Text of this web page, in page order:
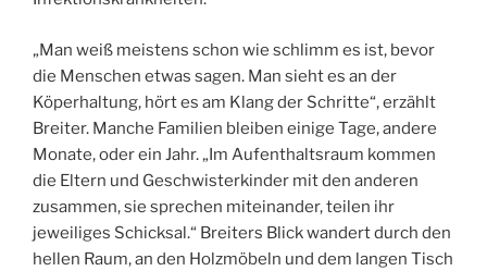
„Man weiß meistens schon wie schlimm es ist, bevor
die Menschen etwas sagen. Man sieht es an der
Köperhaltung, hört es am Klang der Schritte“, erzählt
Breiter. Manche Familien bleiben einige Tage, andere
Monate, oder ein Jahr. „Im Aufenthaltsraum kommen
die Eltern und Geschwisterkinder mit den anderen
zusammen, sie sprechen miteinander, teilen ihr
jeweiliges Schicksal.“ Breiters Blick wandert durch den
hellen Raum, an den Holzmöbeln und dem langen Tisch